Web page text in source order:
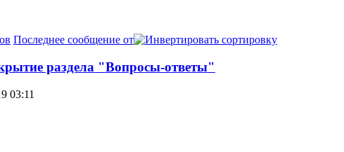
Последнее сообщение от
раздела "Вопросы-ответы"
03:11